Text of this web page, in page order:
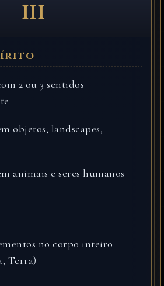
III
2 ou 3 sentidos
objetos, landscapes,
animais e seres humanos
no corpo inteiro
Terra)